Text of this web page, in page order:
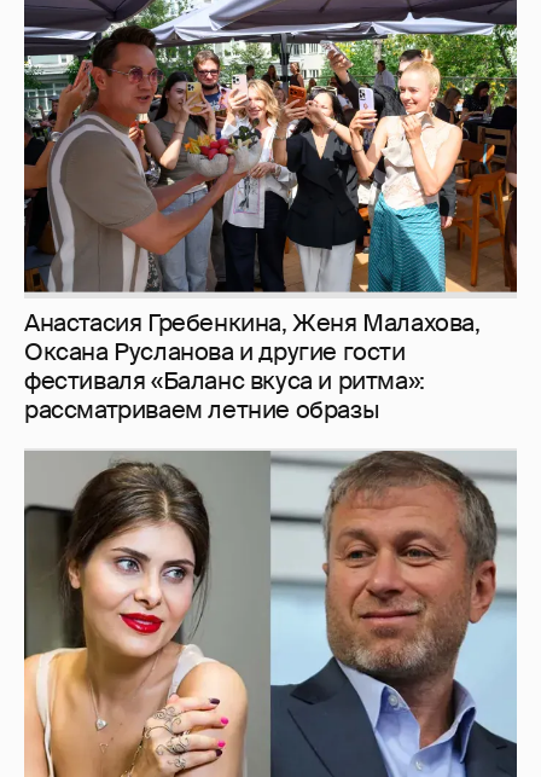
Анастасия Гребенкина, Женя Малахова,
Оксана Русланова и другие гости
фестиваля «Баланс вкуса и ритма»:
рассматриваем летние образы